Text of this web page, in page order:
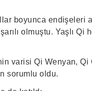
boyunca endişeleri
olmuştu. Yaşlı Qi
varisi Qi Wenyan, Qi
sorumlu oldu.